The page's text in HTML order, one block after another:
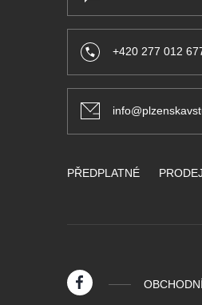
+420 277 012
PŘEDPLATNÉ